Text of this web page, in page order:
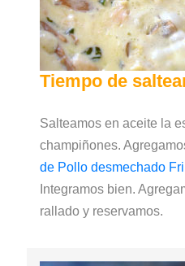
Tiempo de
Salteamos en aceite la
champiñones.
de Pollo desmechado
Integramos bien.
rallado y reservamos.